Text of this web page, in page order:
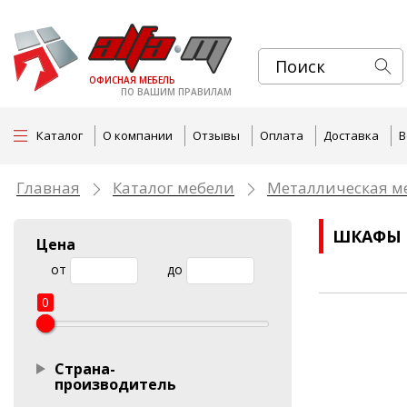
ОФИСНАЯ МЕБЕЛЬ
ПО ВАШИМ ПРАВИЛАМ
Каталог О компании Отзывы Оплата Доставка
Главная Каталог мебели Металлическая
Цена
от
до
0
Страна-
производитель
ШКАФЫ